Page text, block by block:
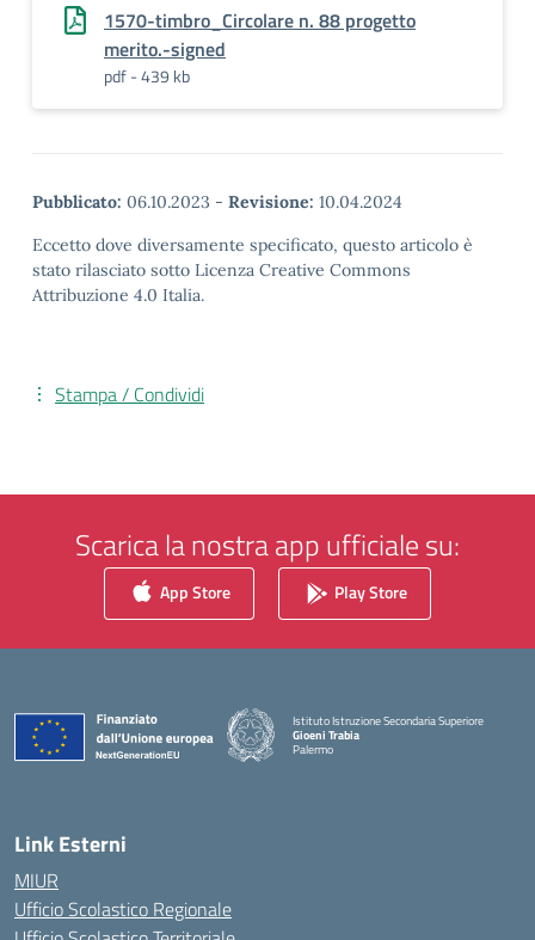
1570-timbro_Circolare n. 88 progetto
merito.-signed
pdf - 439 kb
Pubblicato: 06.10.2023 - Revisione: 10.04.2024
Eccetto dove diversamente specificato, questo articolo è
stato rilasciato sotto Licenza Creative Commons
Attribuzione 4.0 Italia.
Stampa / Condividi
Scarica la nostra app ufficiale su:
App Store Play Store
Istituto Istruzione Secondaria Superiore
Gioeni Trabia
Palermo
Link Esterni
MIUR
Ufficio Scolastico Regionale